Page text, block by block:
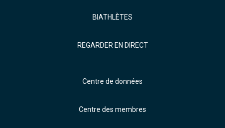
BIATHLÈTES
REGARDER EN DIRECT
Centre de données
Centre des membres